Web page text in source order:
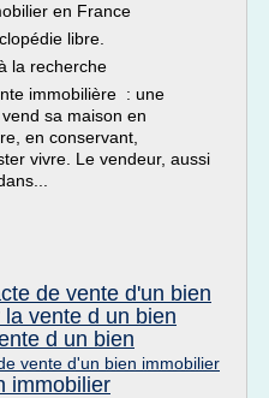
en France
libre.
la recherche
immobilière : une
sa maison en
en conservant,
vivre. Le vendeur, aussi
de vente d'un bien
vente d un bien
d un bien
vente d'un bien immobilier
immobilier